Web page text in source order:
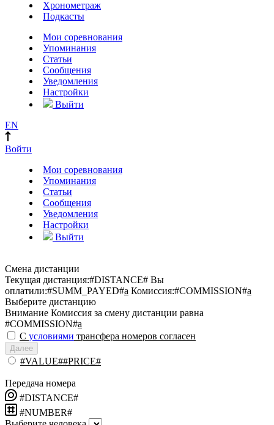
Хронометраж
Подкасты
Мои соревнования
Упоминания
Статьи
Сообщения
Уведомления
Настройки
Выйти
EN
Войти
Мои соревнования
Упоминания
Статьи
Сообщения
Уведомления
Настройки
Выйти
Смена дистанции
Текущая дистанция:#DISTANCE# Вы
оплатили:#SUMM_PAYED#a Комиссия:#COMMISSION#a
Выберите дистанцию
Внимание Комиссия за смену дистанции равна
#COMMISSION#a
С условиями трансфера номеров согласен
Далее
#VALUE##PRICE#
Передача номера
#DISTANCE#
#NUMBER#